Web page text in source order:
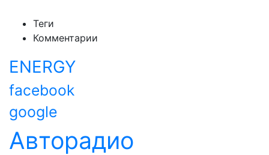
Теги
Комментарии
ENERGY
facebook
google
Авторадио